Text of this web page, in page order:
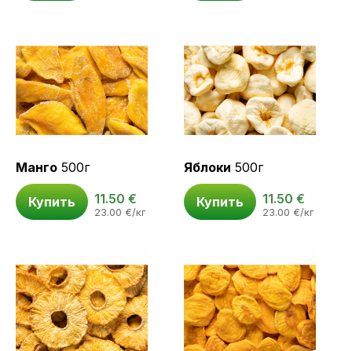
Манго 500г
Купить 11.50 €
23.00 €/кг
Яблоки 500г
Купить 11.50 €
23.00 €/кг